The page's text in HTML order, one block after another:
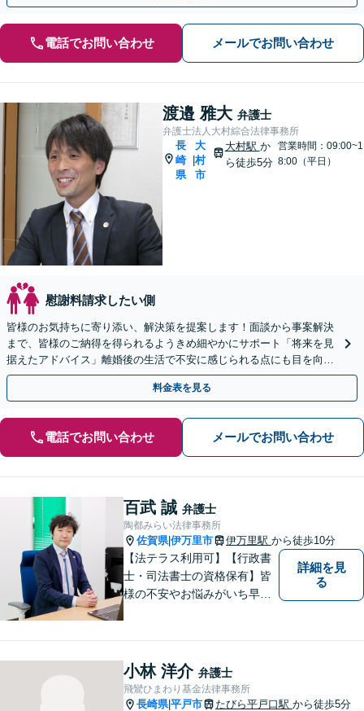
電話でお問い合わせ メールでお問い合わせ
渡邉 雅大 弁護士
弁護士法人大村綜合法律事務所
長
崎
県
大
村
市
大村駅 か
ら徒歩5分
営業時間：09:00~1
8:00（平日）
慰謝料請求したい側
皆様のお気持ちに寄り添い、解決策を提案します！面談から事案解決
まで、皆様のご納得を得られるようきめ細やかにサポート「将来を見
据えたアドバイス」離婚後の生活で不安に感じられる点にも目を向け
たサービスを提供します【完全個室】【子連れ相談可】
料金表を見る
電話でお問い合わせ メールでお問い合わせ
百武 誠 弁護士
陶都みらい法律事務所
佐賀県|伊万里市 伊万里駅 から徒歩10分
【法テラス利用可】【行政書
士・司法書士の資格保有】皆
様の不安やお悩みがいち早く
たします。また、依頼者様が
お悩みを話しやすい環境作り
を心がけております。
詳細を見
る
小林 洋介 弁護士
飛鸞ひまわり基金法律事務所
長崎県|平戸市 たびら平戸口駅 から徒歩5分